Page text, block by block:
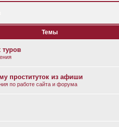
Темы
туров
проституток из афиши
по работе сайта и форума